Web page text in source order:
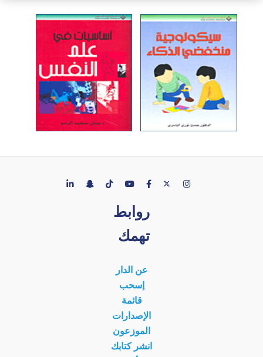
روابط
تهمك
عن الدار
إسحب
قائمة
الإصدارات
الموزعون
انشر كتابك